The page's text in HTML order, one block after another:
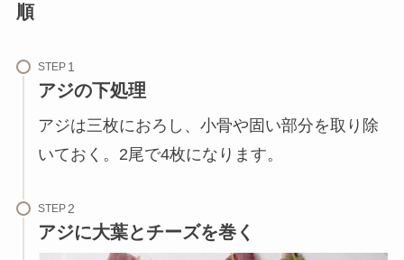
順
STEP
アジの下処理
アジは三枚におろし、小骨や固い部分を取り除
いておく。2尾で4枚になります。
STEP
アジに大葉とチーズを巻く